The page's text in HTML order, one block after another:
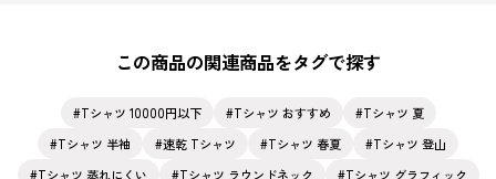
この商品の関連商品をタグで探す
Tシャツ 10000円以下 Tシャツ おすすめ
Tシャツ 夏
Tシャツ 半袖
速乾 Tシャツ Tシャツ 春夏
Tシャツ 登山
Tシャツ 蒸れにくい
Tシャツ ラウンドネック Tシャツ グラフィック